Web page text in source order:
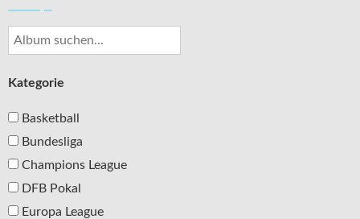
Kategorie
Basketball
Bundesliga
Champions League
DFB Pokal
Europa League